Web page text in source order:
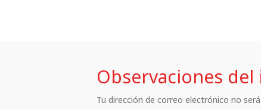
Observaciones
Tu dirección de correo electrónico no